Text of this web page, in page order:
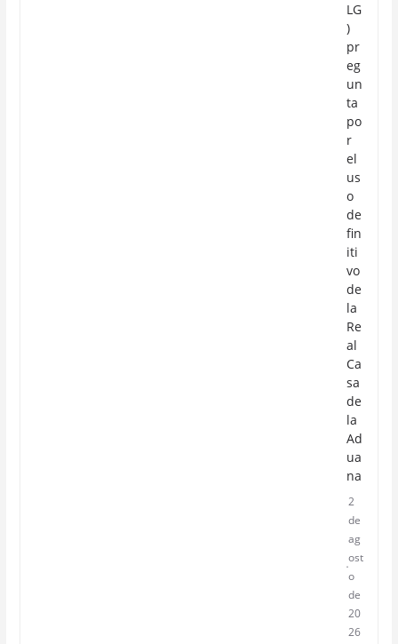
LG
)
pr
eg
un
ta
po
r
el
us
o
de
fin
iti
vo
de
la
Re
al
Ca
sa
de
la
Ad
ua
na
2
de
ag
ost
o
de
20
26